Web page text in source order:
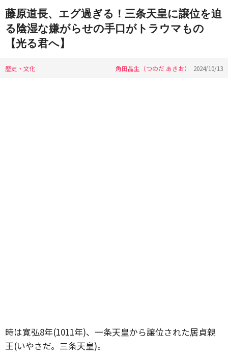
藤原道長、エグ過ぎる！三条天皇に譲位を迫
る陰湿な嫌がらせの手口がトラウマもの
【光る君へ】
歴史・文化 角田晶生（つのだ あきお） 2024/10/13
時は寛弘8年(1011年)、一条天皇から譲位された居貞親
王(いやさだ。三条天皇)。